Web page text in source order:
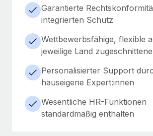
Garantierte
integrierten Schutz
Wettbewerbsfähige, flexible
jeweilige Land
Personalisierter Support
hauseigene Expert:innen
Wesentliche HR-Funktionen
standardmäßig enthalten